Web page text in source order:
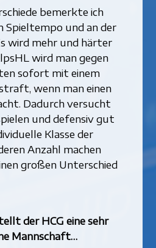
bemerkte ich
Spieltempo und an der
wird mehr und härter
wird man gegen
sofort mit einem
wenn man einen
Dadurch versucht
und defensiv gut
Klasse der
Anzahl machen
großen Unterschied
der HCG eine sehr
Mannschaft…